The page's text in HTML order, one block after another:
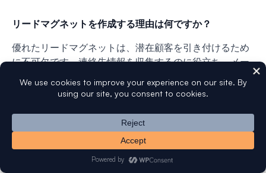
リードマグネットを作成する理由は何ですか？
優れたリードマグネットは、潜在顧客を引き付けるため
に不可欠です。連絡先情報を収集するのに役立ち、メー
るようにします。
このリストは、リードを育成し、価値あるコンテンツを
提供し、購入に至るまでのセールスファネルを通じてそ
れらを導くために重要です。